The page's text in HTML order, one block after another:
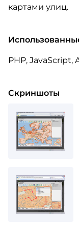
картами улиц.
PHP, JavaScript,
Скриншоты